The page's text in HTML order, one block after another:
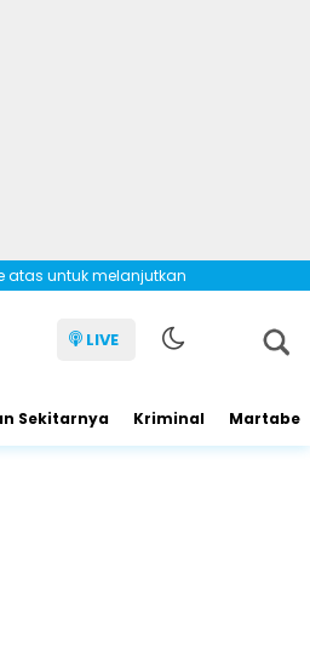
atas untuk melanjutkan
LIVE
Sekitarnya Kriminal Martabe